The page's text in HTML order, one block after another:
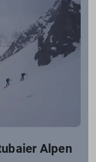
Alpen